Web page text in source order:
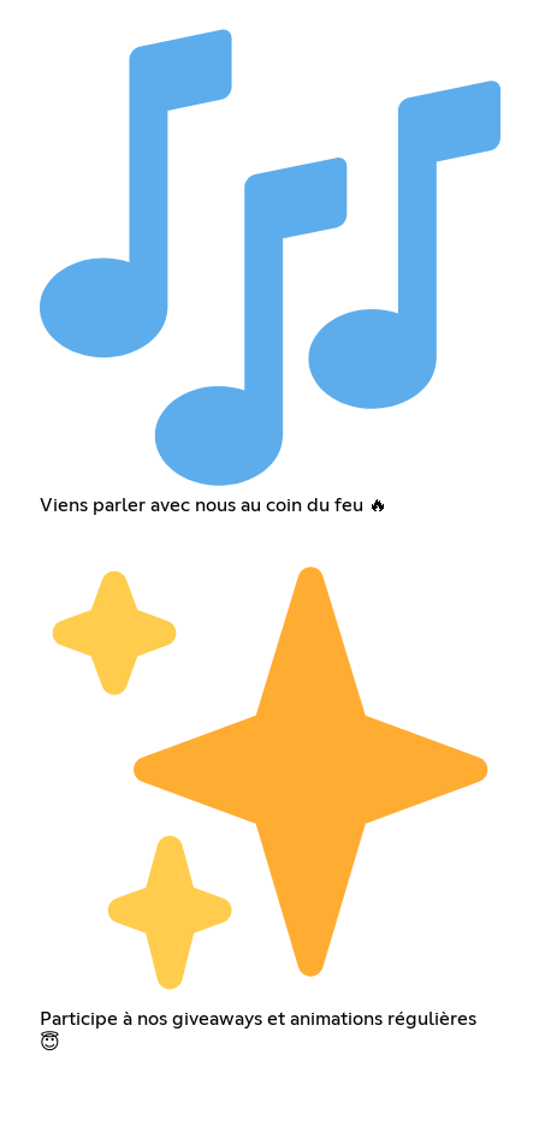
Viens parler avec nous au coin du feu 🔥
Participe à nos giveaways et animations régulières
😇